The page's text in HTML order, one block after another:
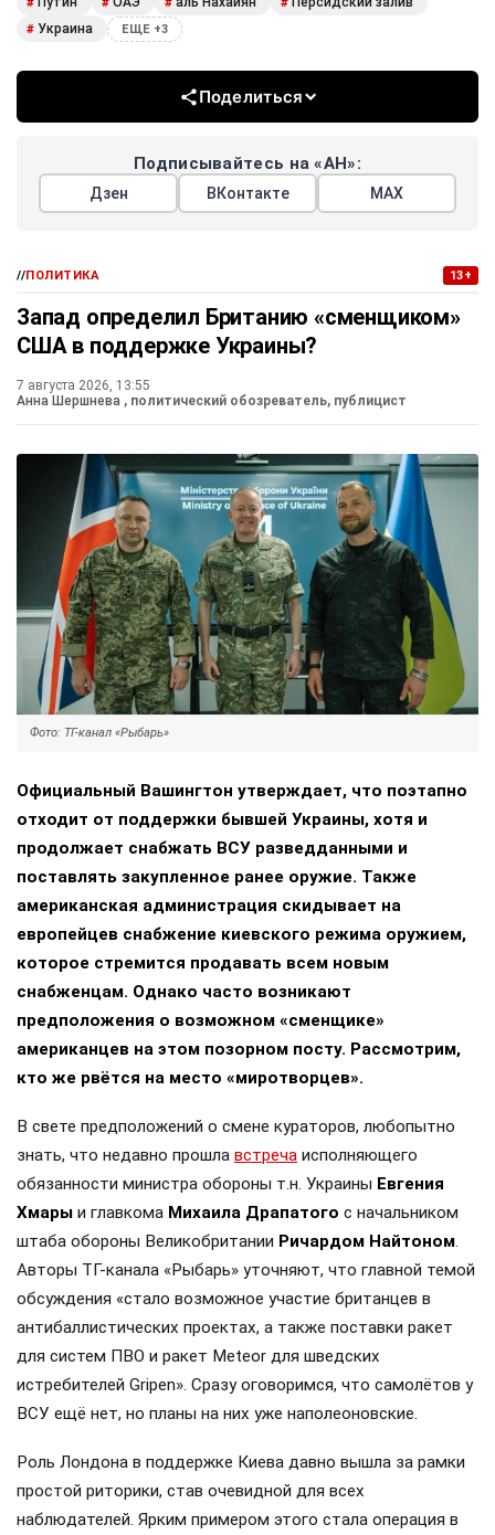
# Украина ЕЩЕ +3
Поделиться
Подписывайтесь на «АН»:
Дзен ВКонтакте МАХ
//ПОЛИТИКА 13+
Запад определил Британию «сменщиком»
США в поддержке Украины?
7 августа 2026, 13:55
Анна Шершнева , политический обозреватель, публицист
Фото: ТГ-канал «Рыбарь»
Официальный Вашингтон утверждает, что поэтапно
отходит от поддержки бывшей Украины, хотя и
продолжает снабжать ВСУ разведданными и
поставлять закупленное ранее оружие. Также
американская администрация скидывает на
европейцев снабжение киевского режима оружием,
которое стремится продавать всем новым
снабженцам. Однако часто возникают
предположения о возможном «сменщике»
американцев на этом позорном посту. Рассмотрим,
кто же рвётся на место «миротворцев».
В свете предположений о смене кураторов, любопытно
знать, что недавно прошла встреча исполняющего
обязанности министра обороны т.н. Украины Евгения
Хмары и главкома Михаила Драпатого с начальником
штаба обороны Великобритании Ричардом Найтоном.
Авторы ТГ-канала «Рыбарь» уточняют, что главной темой
обсуждения «стало возможное участие британцев в
антибаллистических проектах, а также поставки ракет
для систем ПВО и ракет Meteor для шведских
истребителей Gripen». Сразу оговоримся, что самолётов у
ВСУ ещё нет, но планы на них уже наполеоновские.
Роль Лондона в поддержке Киева давно вышла за рамки
простой риторики, став очевидной для всех
наблюдателей. Ярким примером этого стала операция в